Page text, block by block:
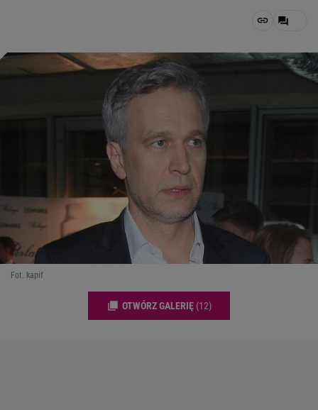
Fot. kapif
OTWÓRZ GALERIĘ (12)